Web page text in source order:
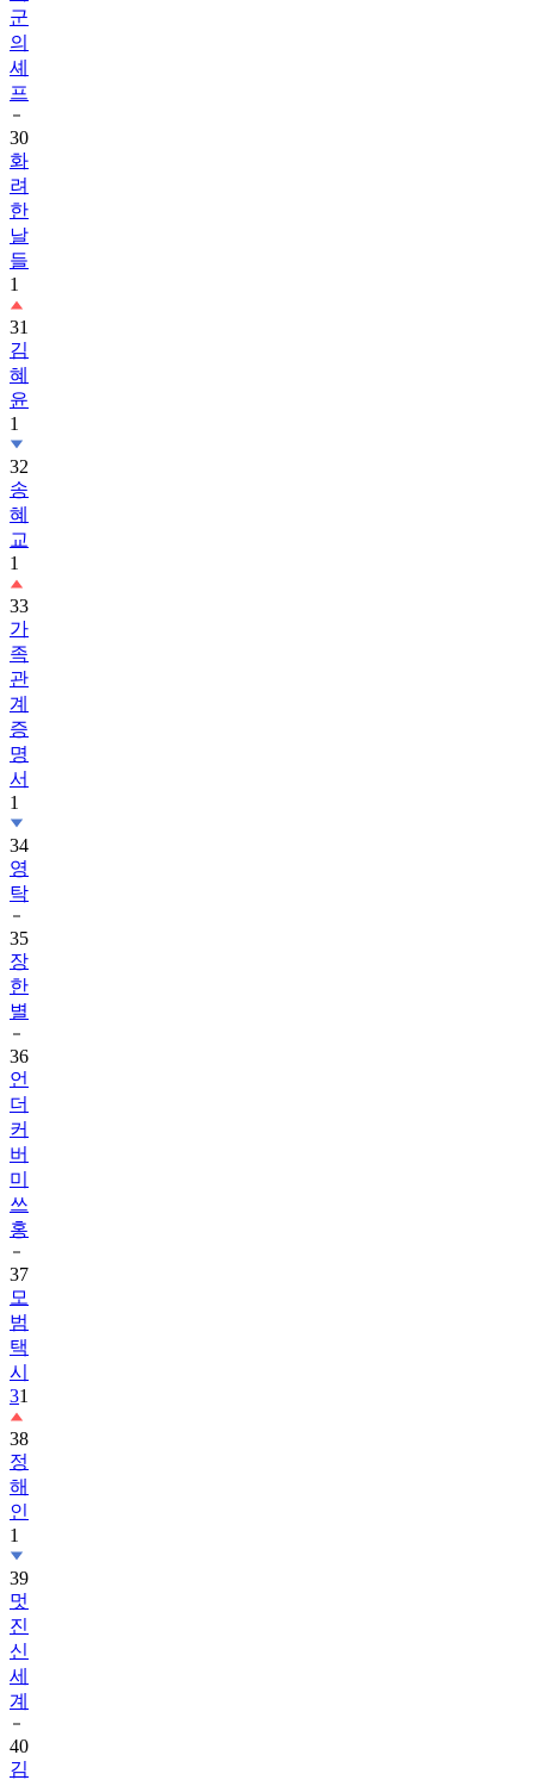
군
의
셰
프
30
화
려
한
날
들
1
31
김
혜
윤
1
32
송
혜
교
1
33
가
족
관
계
증
명
서
1
34
영
탁
35
장
한
별
36
언
더
커
버
미
쓰
홍
37
모
범
택
시
31
38
정
해
인
1
39
멋
진
신
세
계
40
김